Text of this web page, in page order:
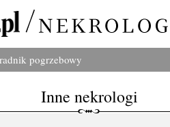
pogrzebowy
Inne nekrologi